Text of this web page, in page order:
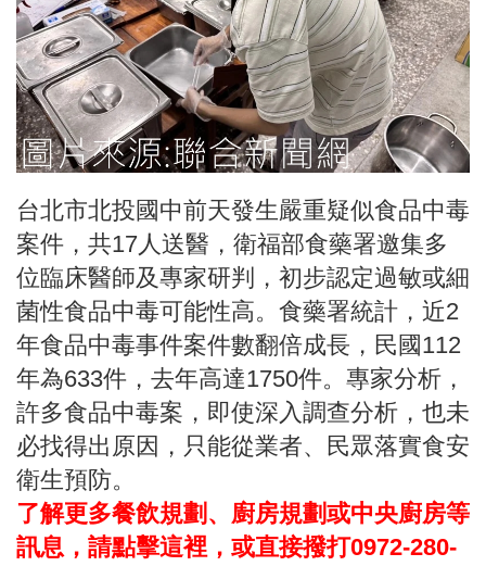
台北市北投國中前天發生嚴重疑似食品中毒
案件，共17人送醫，衛福部食藥署邀集多
位臨床醫師及專家研判，初步認定過敏或細
菌性食品中毒可能性高。食藥署統計，近2
年食品中毒事件案件數翻倍成長，民國112
年為633件，去年高達1750件。專家分析，
許多食品中毒案，即使深入調查分析，也未
必找得出原因，只能從業者、民眾落實食安
衛生預防。
了解更多餐飲規劃、廚房規劃或中央廚房等
訊息，請點擊這裡，或直接撥打0972-280-